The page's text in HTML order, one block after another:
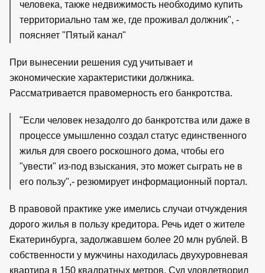
человека, также недвижимость необходимо купить
территориально там же, где проживал должник", -
поясняет "Пятый канал"
При вынесении решения суд учитывает и
экономические характеристики должника.
Рассматривается правомерность его банкротства.
"Если человек незадолго до банкротства или даже в
процессе умышленно создал статус единственного
жилья для своего роскошного дома, чтобы его
"увести" из-под взыскания, это может сыграть не в
его пользу",- резюмирует информационный портал.
В правовой практике уже имелись случаи отчуждения
дорого жилья в пользу кредитора. Речь идет о жителе
Екатеринбурга, задолжавшем более 20 млн рублей. В
собственности у мужчины находилась двухуровневая
квартира в 150 квадратных метров. Суд удовлетворил